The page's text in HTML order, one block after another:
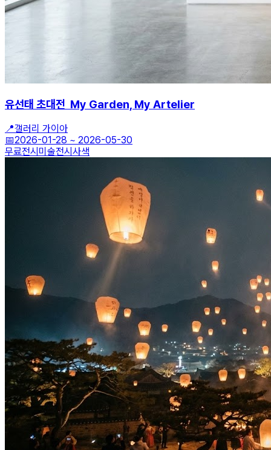
유선태 초대전 My Garden, My Artelier
📍갤러리 가이아
📅2026-01-28 ~ 2026-05-30
무료전시 미술전시 사색